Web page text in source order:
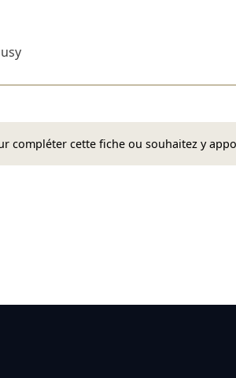
compléter cette fiche ou souhaitez y
Bluesky
sur Facebook